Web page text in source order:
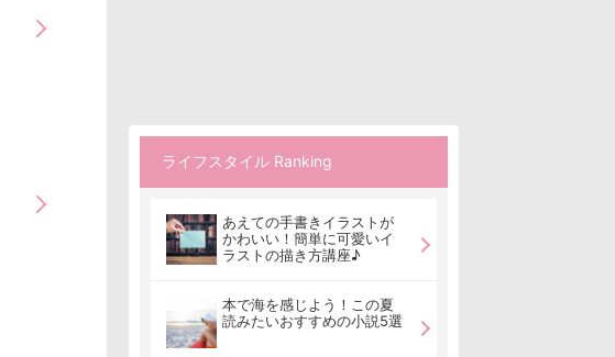
ライフスタイル Ranking
あえての手書きイラストが
かわいい！簡単に可愛いイ
ラストの描き方講座♪
本で海を感じよう！この夏
読みたいおすすめの小説5選